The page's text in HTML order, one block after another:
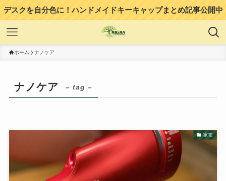
デスクを自分色に！ハンドメイドキーキャップまとめ記事公開中
ホーム ナノケア
ナノケア – tag –
家電